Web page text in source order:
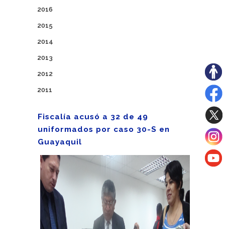
2016
2015
2014
2013
2012
2011
Fiscalía acusó a 32 de 49
uniformados por caso 30-S en
Guayaquil